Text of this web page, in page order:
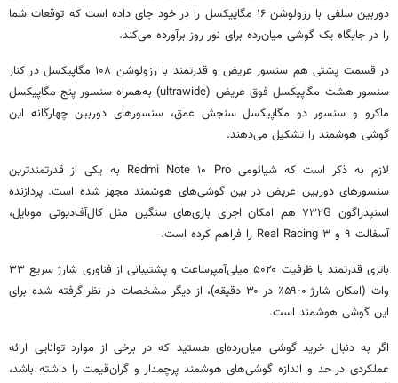
دوربین سلفی با رزولوشن ۱۶ مگاپیکسل را در خود جای داده است که توقعات شما
را در جایگاه یک گوشی میان‌رده برای نور روز برآورده می‌کند.
در قسمت پشتی هم سنسور عریض و قدرتمند با رزولوشن ۱۰۸ مگاپیکسل در کنار
سنسور هشت مگاپیکسل فوق عریض (ultrawide) به‌همراه سنسور پنج مگاپیکسل
ماکرو و سنسور دو مگاپیکسل سنجش عمق، سنسورهای دوربین چهارگانه این
گوشی هوشمند را تشکیل می‌دهند.
لازم به ذکر است که شیائومی Redmi Note ۱۰ Pro به یکی از قدرتمندترین
سنسورهای دوربین عریض در بین گوشی‌های هوشمند مجهز شده است. پردازنده
اسنپدراگون ۷۳۲G هم امکان اجرای بازی‌های سنگین مثل کال‌آف‌دیوتی موبایل،
آسفالت ۹ و Real Racing ۳ را فراهم کرده است.
باتری قدرتمند با ظرفیت ۵۰۲۰ میلی‌آمپرساعت و پشتیبانی از فناوری شارژ سریع ۳۳
وات (امکان شارژ ۰-۵۹٪ در ۳۰ دقیقه)، از دیگر مشخصات در نظر گرفته شده برای
این گوشی هوشمند است.
اگر به دنبال خرید گوشی میان‌رده‌ای هستید که در برخی از موارد توانایی ارائه
عملکردی در حد و اندازه گوشی‌های هوشمند پرچمدار و گران‌قیمت را داشته باشد،